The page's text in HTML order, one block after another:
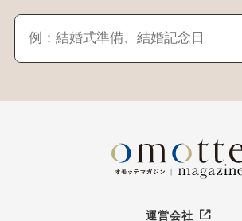
運営会社